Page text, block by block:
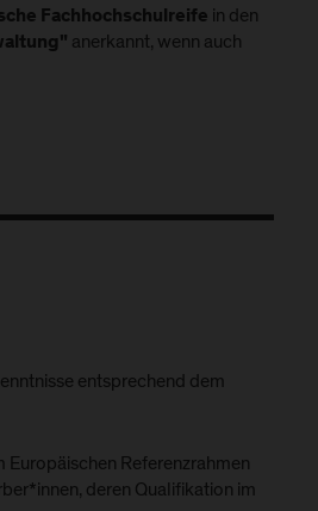
Fachhochschulreife in den
anerkannt, wenn auch
entsprechend dem
Europäischen Referenzrahmen
deren Qualifikation im